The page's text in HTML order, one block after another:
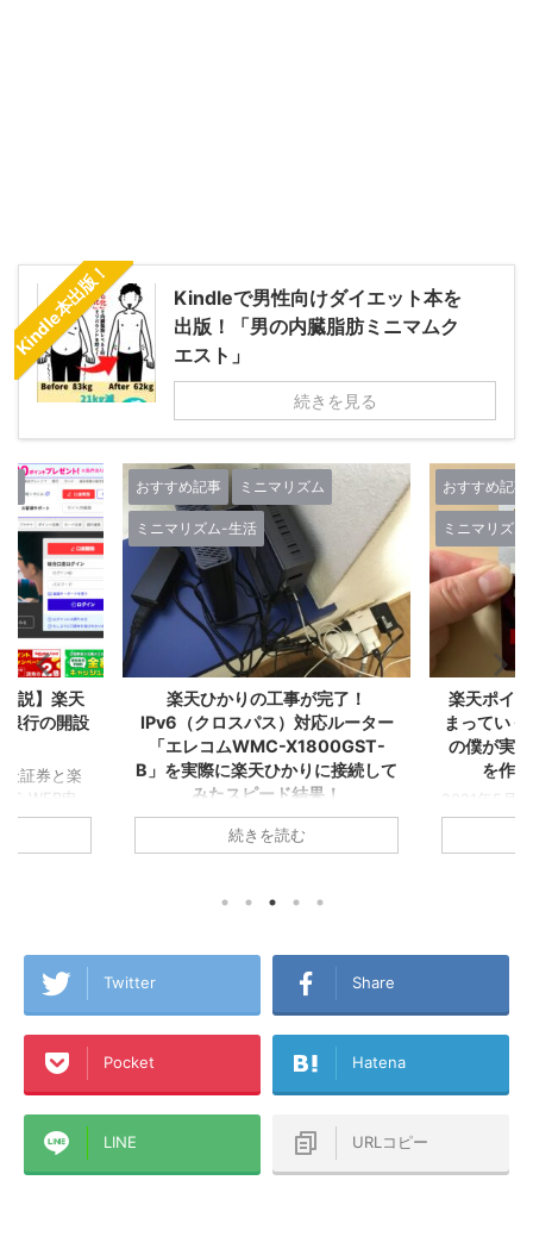
Kindle本出版！
Kindleで男性向けダイエット本を
出版！「男の内臓脂肪ミニマムク
エスト」
続きを見る
説】楽天
行の開設
証券と楽
らWEB申
的はつみ
せることが
これから楽
もうとして
のキャプチ
たいと思い
おすすめ記事 ミニマリズム
ミニマリズム-生活
楽天ひかりの工事が完了！
IPv6（クロスパス）対応ルーター
「エレコムWMC-X1800GST-
B」を実際に楽天ひかりに接続して
みたスピード結果！
▼楽天モバイル使う方ならおうちの
Wi-Fiは楽天ひかり！集合住宅は税込
楽天ひかりに切り替えたA1理論で
す！ちなみに昔のアパートで使ってい
TV（新宿ケーブル）で、このアパー
トに来てからはauひかり
→WiMAX→WiMAX2+→楽天ひかりテ
ザリング→楽天ひかり（マンションタ
イプ・光配線方式）です ...
続きを読む
おすすめ記事
ミニマリズ
楽天ポイ
まってい
の僕が実
を作
2021年5月
ていくこと
も含めた『
ラに分散し
Twitter Share
Pocket Hatena
LINE URLコピー